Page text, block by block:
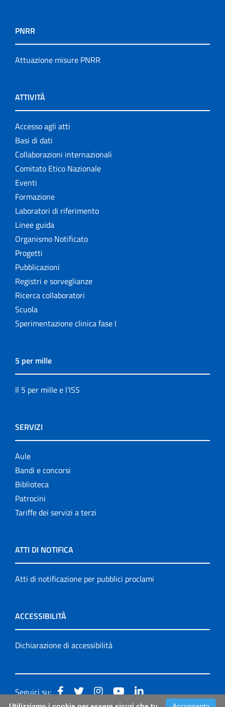
PNRR
Attuazione misure PNRR
ATTIVITÀ
Accesso agli atti
Basi di dati
Collaborazioni internazionali
Comitato Etico Nazionale
Eventi
Formazione
Laboratori di riferimento
Linee guida
Organismo Notificato
Progetti
Pubblicazioni
Registri e sorveglianze
Ricerca collaboratori
Scuola
Sperimentazione clinica fase I
5 per mille
Il 5 per mille e l'ISS
SERVIZI
Aule
Bandi e concorsi
Biblioteca
Patrocini
Tariffe dei servizi a terzi
ATTI DI NOTIFICA
Atti di notificazione per pubblici proclami
ACCESSIBILITÀ
Dichiarazione di accessibilità
Seguici su: